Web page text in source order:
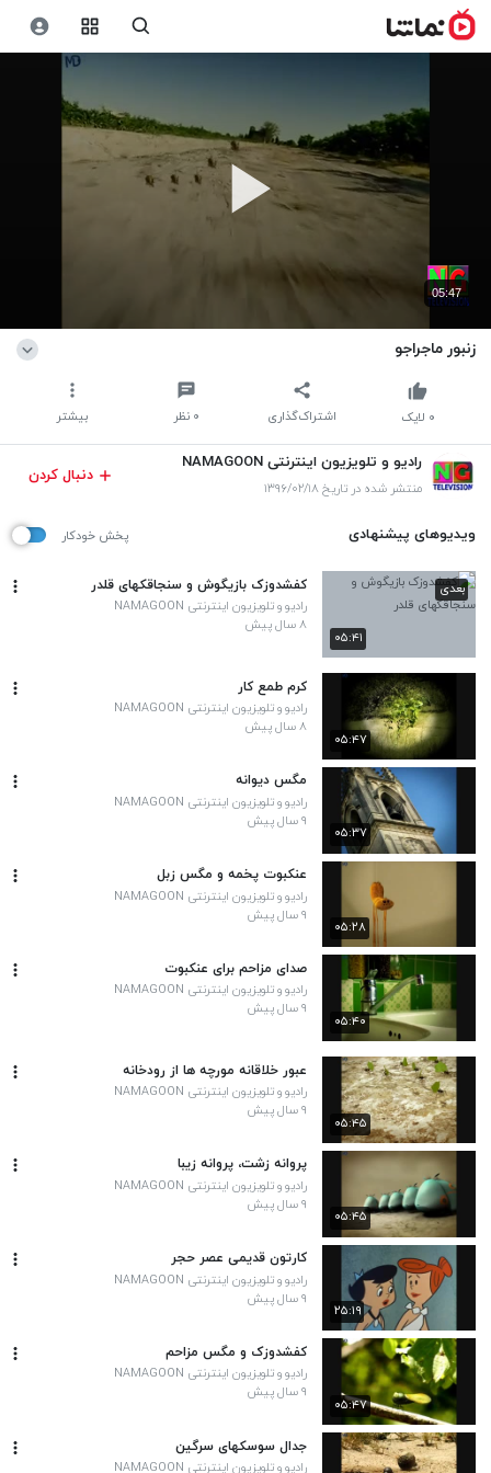
05:47
زنبور ماجراجو
اشتراک‌گذاری ۰ نظر بیشتر ۰ لایک
رادیو و تلویزیون اینترنتی NAMAGOON
منتشر شده در تاریخ ۱۳۹۶/۰۲/۱۸
دنبال کردن
ویدیوهای پیشنهادی پخش خودکار
۰۵:۴۱
بعدی کفشدوزک بازیگوش و سنجاقکهای قلدر
رادیو و تلویزیون اینترنتی NAMAGOON
۸ سال پیش
۰۵:۴۷
کرم طمع کار
رادیو و تلویزیون اینترنتی NAMAGOON
۸ سال پیش
۰۵:۳۷
مگس دیوانه
رادیو و تلویزیون اینترنتی NAMAGOON
۹ سال پیش
۰۵:۲۸
عنکبوت پخمه و مگس زبل
رادیو و تلویزیون اینترنتی NAMAGOON
۹ سال پیش
۰۵:۴۰
صدای مزاحم برای عنکبوت
رادیو و تلویزیون اینترنتی NAMAGOON
۹ سال پیش
۰۵:۴۵
عبور خلاقانه مورچه ها از رودخانه
رادیو و تلویزیون اینترنتی NAMAGOON
۹ سال پیش
۰۵:۴۵
پروانه زشت، پروانه زیبا
رادیو و تلویزیون اینترنتی NAMAGOON
۹ سال پیش
۲۵:۱۹
کارتون قدیمی عصر حجر
رادیو و تلویزیون اینترنتی NAMAGOON
۹ سال پیش
۰۵:۴۷
کفشدوزک و مگس مزاحم
رادیو و تلویزیون اینترنتی NAMAGOON
۹ سال پیش
جدال سوسکهای سرگین
رادیو و تلویزیون اینترنتی NAMAGOON